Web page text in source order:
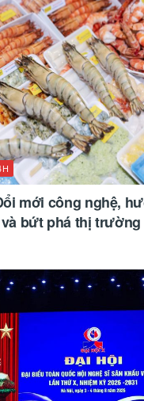
mới công nghệ,
bứt phá thị